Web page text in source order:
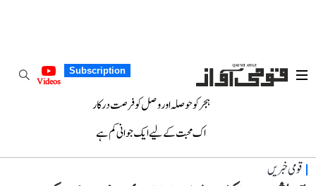
Subscription
Videos
ہجر کو حوصلہ اور وصل کو فرصت درکار
اک محبت کے لیے ایک جوانی کم ہے
قومی خبریں